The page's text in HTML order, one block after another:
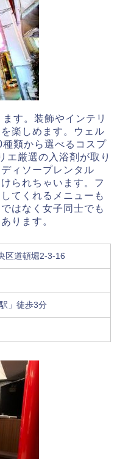
す。装飾やインテリ
楽しめます。ウェル
類から選べるコスプ
エ厳選の入浴剤が取り
ィソープレンタル
られちゃいます。フ
てくれるメニューも
はなく女子同士でも
ります。
区道頓堀2-3-16
」徒歩3分